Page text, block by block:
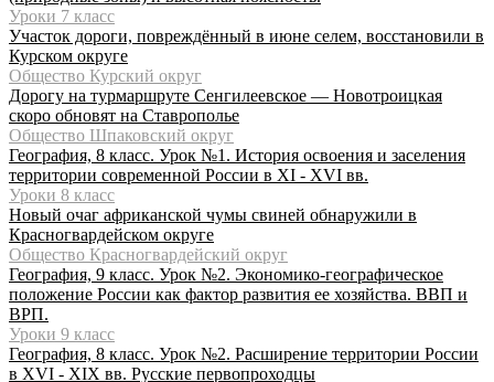
Уроки 7 класс
Участок дороги, повреждённый в июне селем, восстановили в
Курском округе
Общество Курский округ
Дорогу на турмаршруте Сенгилеевское — Новотроицкая
скоро обновят на Ставрополье
Общество Шпаковский округ
География, 8 класс. Урок №1. История освоения и заселения
территории современной России в XI - XVI вв.
Уроки 8 класс
Новый очаг африканской чумы свиней обнаружили в
Красногвардейском округе
Общество Красногвардейский округ
География, 9 класс. Урок №2. Экономико-географическое
положение России как фактор развития ее хозяйства. ВВП и
ВРП.
Уроки 9 класс
География, 8 класс. Урок №2. Расширение территории России
в XVI - XIX вв. Русские первопроходцы